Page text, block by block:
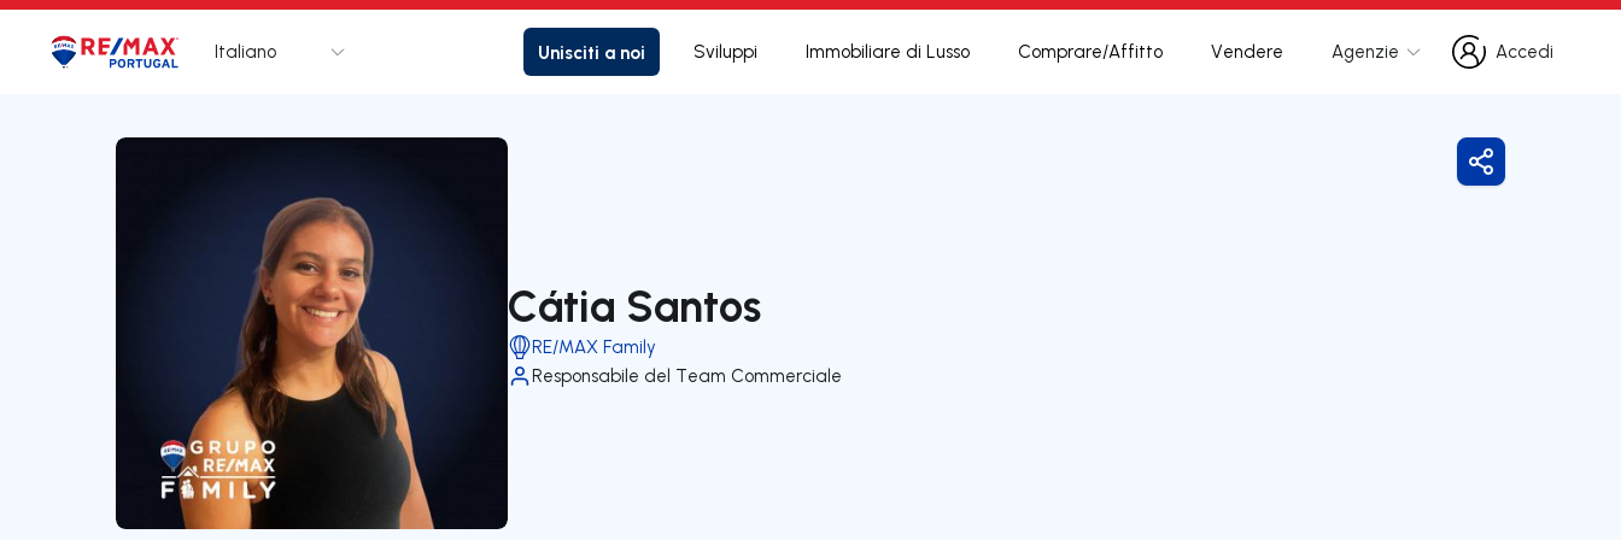
Logo Vai alla homepage
Italiano Unisciti a noi Sviluppi Immobiliare di Lusso Comprare/Affitto Vendere Agenzie
Accedi
Accedi
Cátia Santos
RE/MAX Family
Responsabile del Team Commerciale
Condividi